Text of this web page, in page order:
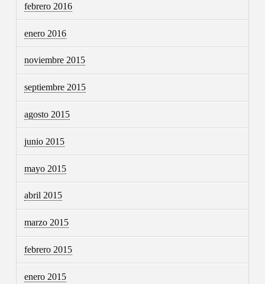
febrero 2016
enero 2016
noviembre 2015
septiembre 2015
agosto 2015
junio 2015
mayo 2015
abril 2015
marzo 2015
febrero 2015
enero 2015